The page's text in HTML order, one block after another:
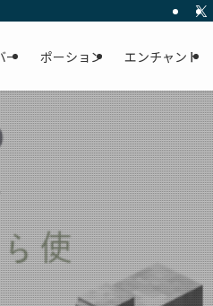
ー ポーション エンチャント